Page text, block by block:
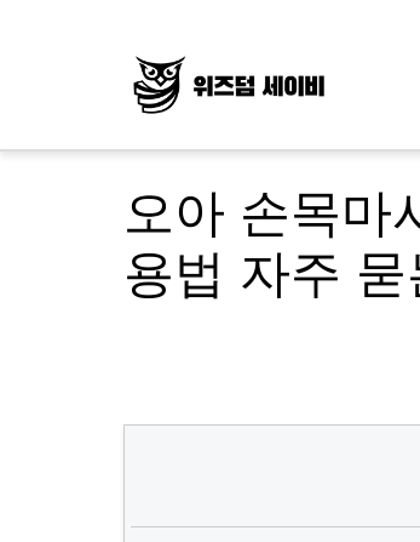
오아 손목마
용법 자주